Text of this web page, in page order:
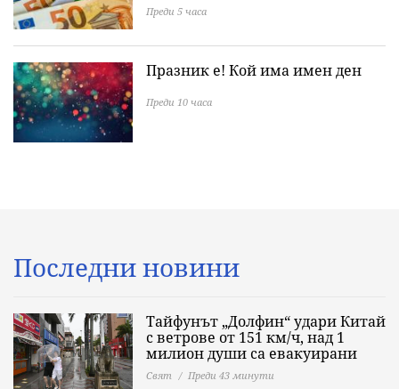
Преди 5 часа
Празник е! Кой има имен ден
Преди 10 часа
Последни новини
Тайфунът „Долфин“ удари Китай
с ветрове от 151 км/ч, над 1
милион души са евакуирани
Свят Преди 43 минути